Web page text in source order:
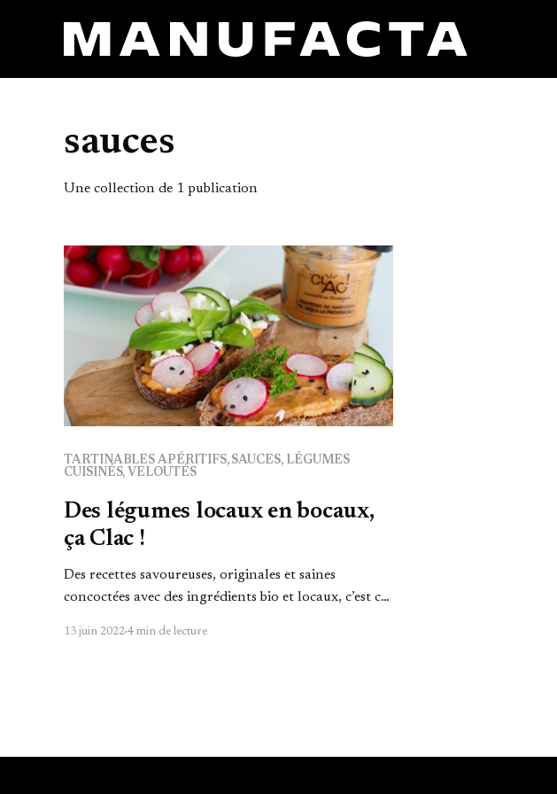
sauces
Une collection de 1 publication
TARTINABLES APÉRITIFS, SAUCES, LÉGUMES
CUISINÉS, VELOUTÉS
Des légumes locaux en bocaux,
ça Clac !
Des recettes savoureuses, originales et saines
concoctées avec des ingrédients bio et locaux, c’est ce
13 juin 2022 4 min de lecture